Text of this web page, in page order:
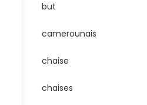
but
camerounais
chaise
chaises